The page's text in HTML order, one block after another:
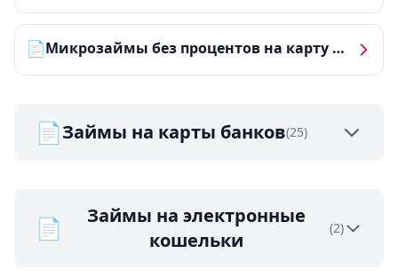
📄 Микрозаймы без процентов на карту — ТОП-10 за 2026 год
📄Займы на карты банков(25)
📄
Займы на электронные
кошельки
(2)